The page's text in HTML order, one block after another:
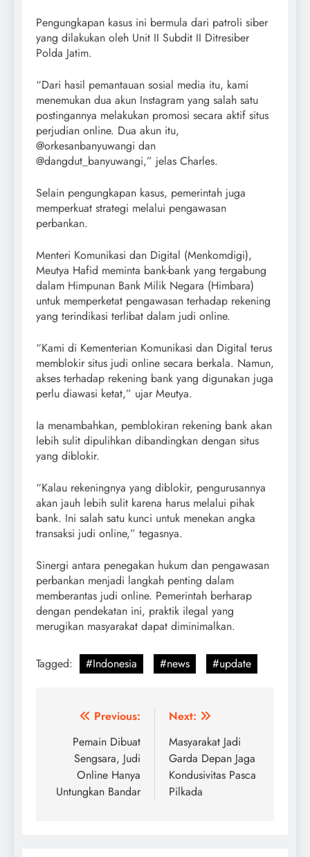
Pengungkapan kasus ini bermula dari patroli siber
yang dilakukan oleh Unit II Subdit II Ditresiber
Polda Jatim.
“Dari hasil pemantauan sosial media itu, kami
menemukan dua akun Instagram yang salah satu
postingannya melakukan promosi secara aktif situs
perjudian online. Dua akun itu,
@orkesanbanyuwangi dan
@dangdut_banyuwangi,” jelas Charles.
Selain pengungkapan kasus, pemerintah juga
memperkuat strategi melalui pengawasan
perbankan.
Menteri Komunikasi dan Digital (Menkomdigi),
Meutya Hafid meminta bank-bank yang tergabung
dalam Himpunan Bank Milik Negara (Himbara)
untuk memperketat pengawasan terhadap rekening
yang terindikasi terlibat dalam judi online.
“Kami di Kementerian Komunikasi dan Digital terus
memblokir situs judi online secara berkala. Namun,
akses terhadap rekening bank yang digunakan juga
perlu diawasi ketat,” ujar Meutya.
Ia menambahkan, pemblokiran rekening bank akan
lebih sulit dipulihkan dibandingkan dengan situs
yang diblokir.
“Kalau rekeningnya yang diblokir, pengurusannya
akan jauh lebih sulit karena harus melalui pihak
bank. Ini salah satu kunci untuk menekan angka
transaksi judi online,” tegasnya.
Sinergi antara penegakan hukum dan pengawasan
perbankan menjadi langkah penting dalam
memberantas judi online. Pemerintah berharap
dengan pendekatan ini, praktik ilegal yang
merugikan masyarakat dapat diminimalkan.
Tagged: #Indonesia #news #update
Post
navigation
Previous:
Pemain Dibuat
Sengsara, Judi
Online Hanya
Untungkan Bandar
Next:
Masyarakat Jadi
Garda Depan Jaga
Kondusivitas Pasca
Pilkada